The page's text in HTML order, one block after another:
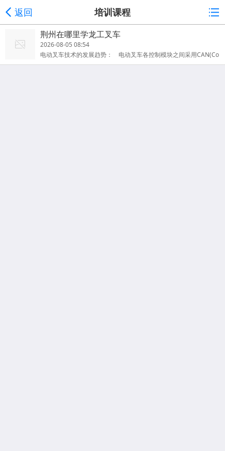
返回 培训课程
荆州在哪里学龙工叉车
2026-08-05 08:54
电动叉车技术的发展趋势： 电动叉车各控制模块之间采用CAN(Co
ntrol Area Network)网络进行通讯，所有电子功能部件成为一个整